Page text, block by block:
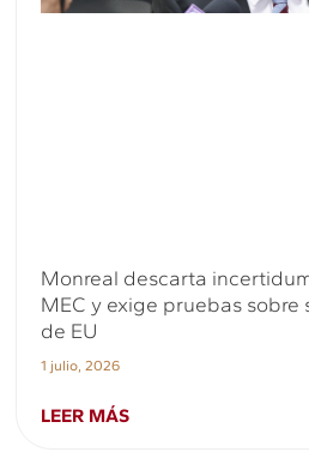
Monreal descarta
MEC y exige pruebas sobre
de EU
1 julio, 2026
LEER MÁS